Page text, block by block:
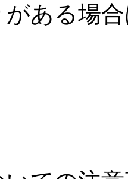
ある場